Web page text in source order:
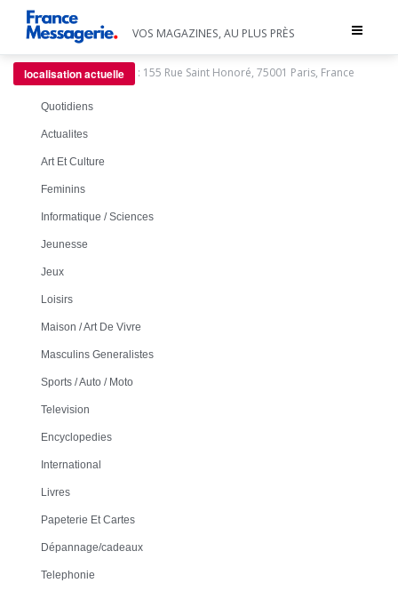
Toggle
VOS MAGAZINES, AU PLUS PRÈS
localisation actuelle : 155 Rue Saint Honoré, 75001 Paris, France
Quotidiens
Actualites
Art Et Culture
Feminins
Informatique / Sciences
Jeunesse
Jeux
Loisirs
Maison / Art De Vivre
Masculins Generalistes
Sports / Auto / Moto
Television
Encyclopedies
International
Livres
Papeterie Et Cartes
Dépannage/cadeaux
Telephonie